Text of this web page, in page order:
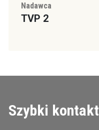
Nadawca
TVP 2
Szybki kontakt